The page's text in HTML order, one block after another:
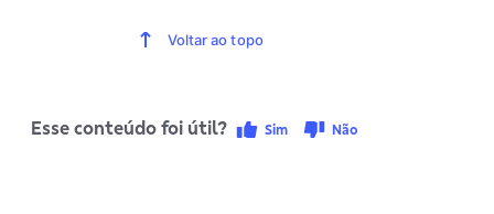
Voltar ao topo
Esse conteúdo foi útil? Sim Não